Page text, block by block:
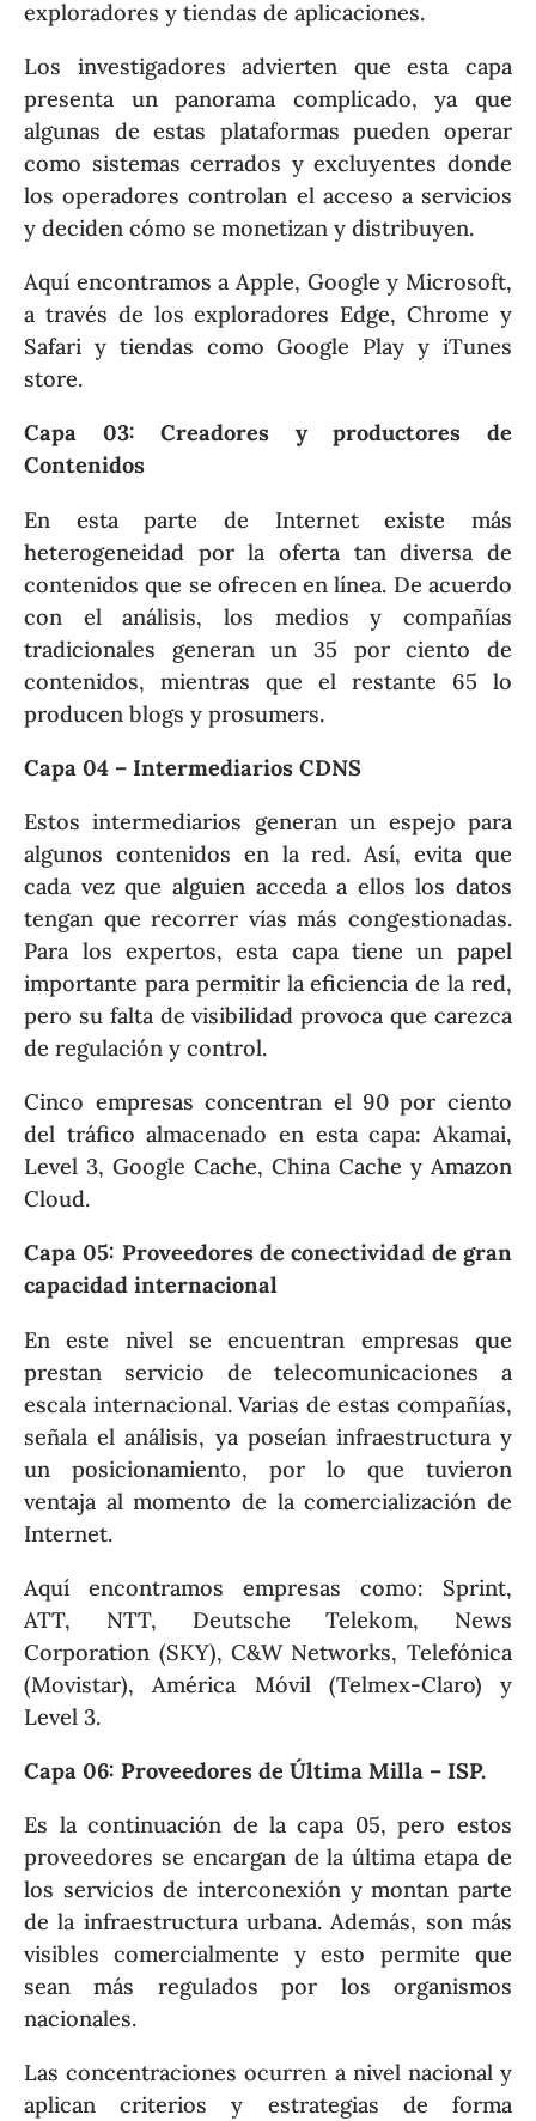
exploradores y tiendas de aplicaciones.
Los investigadores advierten que esta capa
presenta un panorama complicado, ya que
algunas de estas plataformas pueden operar
como sistemas cerrados y excluyentes donde
los operadores controlan el acceso a servicios
y deciden cómo se monetizan y distribuyen.
Aquí encontramos a Apple, Google y Microsoft,
a través de los exploradores Edge, Chrome y
Safari y tiendas como Google Play y iTunes
store.
Capa 03: Creadores y productores de
Contenidos
En esta parte de Internet existe más
heterogeneidad por la oferta tan diversa de
contenidos que se ofrecen en línea. De acuerdo
con el análisis, los medios y compañías
tradicionales generan un 35 por ciento de
contenidos, mientras que el restante 65 lo
producen blogs y prosumers.
Capa 04 – Intermediarios CDNS
Estos intermediarios generan un espejo para
algunos contenidos en la red. Así, evita que
cada vez que alguien acceda a ellos los datos
tengan que recorrer vías más congestionadas.
Para los expertos, esta capa tiene un papel
importante para permitir la eficiencia de la red,
pero su falta de visibilidad provoca que carezca
de regulación y control.
Cinco empresas concentran el 90 por ciento
del tráfico almacenado en esta capa: Akamai,
Level 3, Google Cache, China Cache y Amazon
Cloud.
Capa 05: Proveedores de conectividad de gran
capacidad internacional
En este nivel se encuentran empresas que
prestan servicio de telecomunicaciones a
escala internacional. Varias de estas compañías,
señala el análisis, ya poseían infraestructura y
un posicionamiento, por lo que tuvieron
ventaja al momento de la comercialización de
Internet.
Aquí encontramos empresas como: Sprint,
ATT, NTT, Deutsche Telekom, News
Corporation (SKY), C&W Networks, Telefónica
(Movistar), América Móvil (Telmex-Claro) y
Level 3.
Capa 06: Proveedores de Última Milla – ISP.
Es la continuación de la capa 05, pero estos
proveedores se encargan de la última etapa de
los servicios de interconexión y montan parte
de la infraestructura urbana. Además, son más
visibles comercialmente y esto permite que
sean más regulados por los organismos
nacionales.
Las concentraciones ocurren a nivel nacional y
aplican criterios y estrategias de forma